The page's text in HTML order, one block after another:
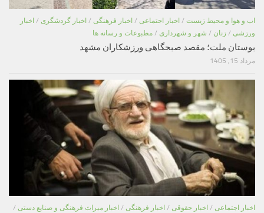
اب و هوا و محیط زیست / اخبار اجتماعی / اخبار فرهنگی / اخبار گردشگری / اخبار
ورزشی / زنان / شهر و شهرداری / مطبوعات و رسانه ها
بوستان ملت؛ مقصد صبحگاهی ورزشکاران مشهد
مرداد 15, 1405
اخبار اجتماعی / اخبار حقوقی / اخبار فرهنگی / اخبار میراث فرهنگی و صنایع دستی /